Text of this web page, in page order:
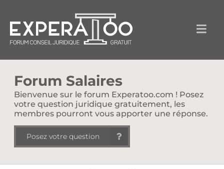
Forum Salaires
Bienvenue sur le forum Experatoo.com ! Posez
votre question juridique gratuitement, les
membres pourront vous apporter une réponse.
Posez votre question